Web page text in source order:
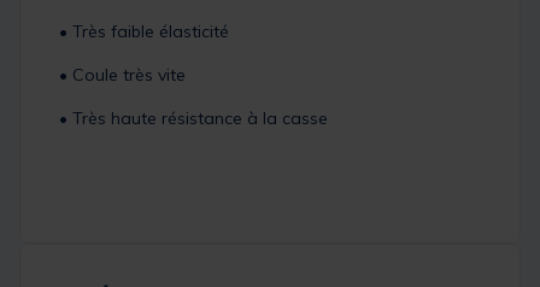
• Très faible élasticité
• Coule très vite
• Très haute résistance à la casse